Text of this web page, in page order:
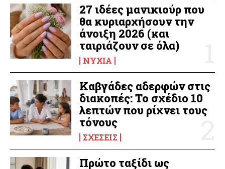
27 ιδέες μανικιούρ που
θα κυριαρχήσουν την
άνοιξη 2026 (και
ταιριάζουν σε όλα)
ΝΎΧΙΑ
Καβγάδες αδερφών στις
διακοπές: Το σχέδιο 10
λεπτών που ρίχνει τους
τόνους
ΣΧΈΣΕΙΣ
Πρώτο ταξίδι ως